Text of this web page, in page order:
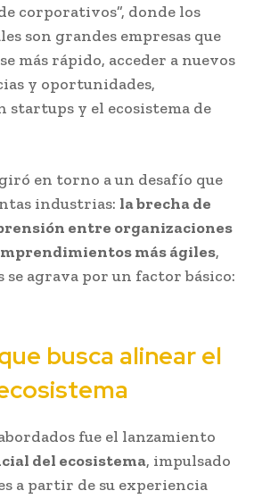
corporativos”, donde los
son grandes empresas que
más rápido, acceder a nuevos
y oportunidades,
startups y el ecosistema de
en torno a un desafío que
industrias: la brecha de
entre organizaciones
más ágiles,
se agrava por un factor básico:
busca alinear el
fue el lanzamiento
del ecosistema, impulsado
a partir de su experiencia